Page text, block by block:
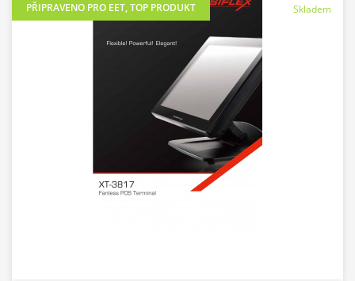
PŘIPRAVENO PRO EET,TOP PRODUKT Skladem